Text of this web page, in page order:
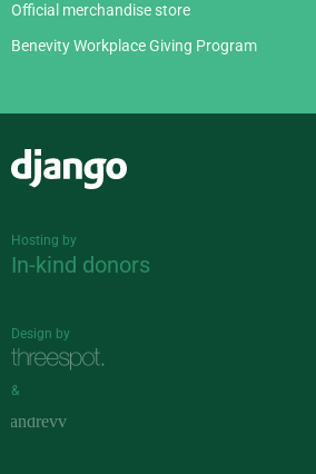
Official merchandise store
Benevity Workplace Giving Program
Hosting by
In-kind donors
Design by
&